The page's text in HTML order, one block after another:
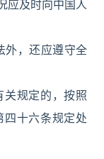
应及时向中国人
外，还应遵守全
规定的，按照
四十六条规定处